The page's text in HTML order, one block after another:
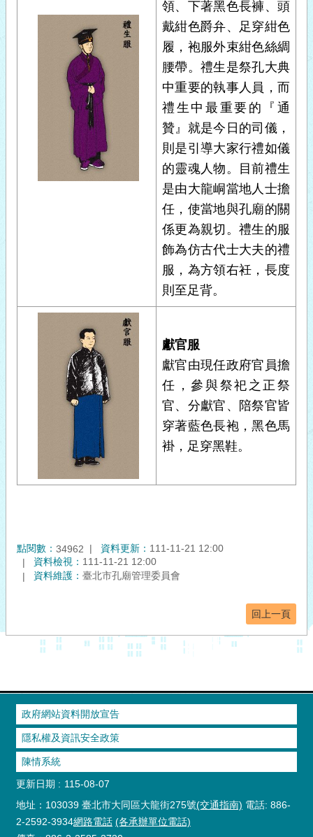
領、下著黑色長褲、頭
戴紺色爵弁、足穿紺色
履，袍服外束紺色絲綢
腰帶。禮生是祭孔大典
中重要的執事人員，而
禮生中最重要的『通
贊』就是今日的司儀，
則是引導大家行禮如儀
的靈魂人物。目前禮生
是由大龍峒當地人士擔
任，使當地與孔廟的關
係更為親切。禮生的服
飾為仿古代士大夫的禮
服，為方領右衽，長度
則至足背。
獻官服
獻官由現任政府官員擔
任，參與祭祀之正祭
官、分獻官、陪祭官皆
穿著藍色長袍，黑色馬
褂，足穿黑鞋。
點閱數： 34962 資料更新： 111-11-21 12:00
資料檢視： 111-11-21 12:00
資料維護： 臺北市孔廟管理委員會
回上一頁
政府網站資料開放宣告
隱私權及資訊安全政策
陳情系統
更新日期
115-08-07
地址：103039 臺北市大同區大龍街275號(交通指南) 電話: 886-
2-2592-3934網路電話 (各承辦單位電話)